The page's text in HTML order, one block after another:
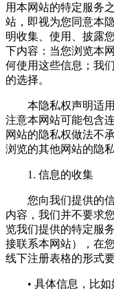
用本网站的特定服务
站，即视为您同意本
明收集、使用、披露
下内容：当您浏览本
何使用这些信息；我
的选择。
本隐私权声明适用
注意本网站可能包含
网站的隐私权做法不
浏览的其他网站的隐私
1. 信息的收集
您向我们提供的信
内容，我们并不要求
览我们提供的特定服
接联系本网站），在
线下注册表格的形式
• 具体信息，比如